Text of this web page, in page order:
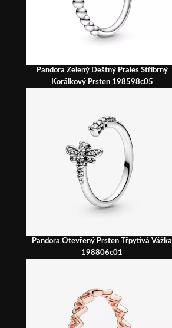
Pandora Zelený Deštný Prales Stříbrný
Korálkový Prsten 198598c05
Pandora Otevřený Prsten Třpytivá Vážka
198806c01